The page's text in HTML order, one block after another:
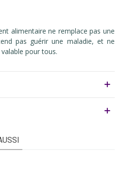
alimentaire ne remplace pas une
pas guérir une maladie, et ne
valable pour tous.